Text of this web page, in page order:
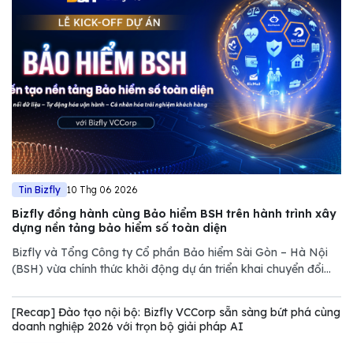
Tin Bizfly 10 Thg 06 2026
Bizfly đồng hành cùng Bảo hiểm BSH trên hành trình xây
dựng nền tảng bảo hiểm số toàn diện
Bizfly và Tổng Công ty Cổ phần Bảo hiểm Sài Gòn – Hà Nội
(BSH) vừa chính thức khởi động dự án triển khai chuyển đổi
hình bán hàng truyền thống sang vận hành dựa trên dữ liệu
[Recap] Đào tạo nội bộ: Bizfly VCCorp sẵn sàng bứt phá cùng
doanh nghiệp 2026 với trọn bộ giải pháp AI